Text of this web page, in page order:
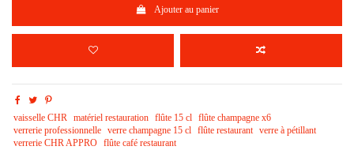
Ajouter au panier
vaisselle CHR matériel restauration flûte 15 cl flûte champagne x6
verrerie professionnelle verre champagne 15 cl flûte restaurant verre à pétillant
verrerie CHR APPRO flûte café restaurant